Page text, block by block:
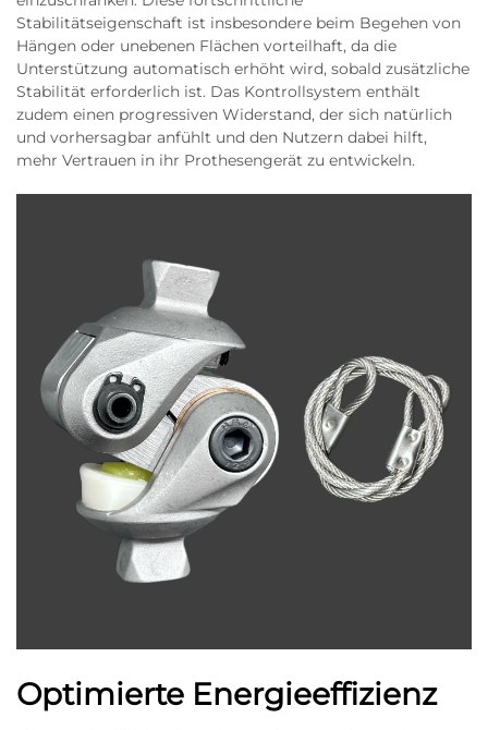
Stabilitätseigenschaft ist insbesondere beim Begehen von
Hängen oder unebenen Flächen vorteilhaft, da die
Unterstützung automatisch erhöht wird, sobald zusätzliche
Stabilität erforderlich ist. Das Kontrollsystem enthält
zudem einen progressiven Widerstand, der sich natürlich
und vorhersagbar anfühlt und den Nutzern dabei hilft,
mehr Vertrauen in ihr Prothesengerät zu entwickeln.
Optimierte Energieeffizienz